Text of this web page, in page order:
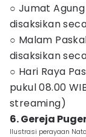
○ Jumat
disaksikan
○ Malam
disaksikan
○ Hari Raya
pukul 08.00
streaming)
6. Gereja
Ilustrasi perayaan